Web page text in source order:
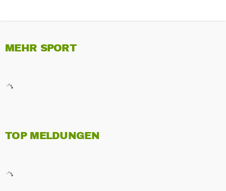
MEHR SPORT
TOP MELDUNGEN